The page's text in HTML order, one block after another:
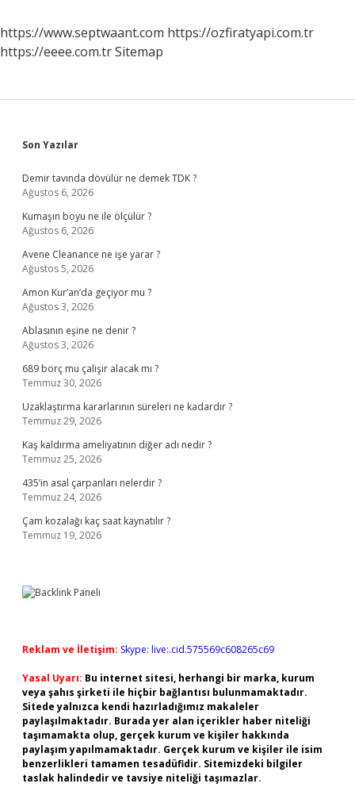
Testi
Yapılmalı
https://www.septwaant.com https://ozfiratyapi.com.tr
https://eeee.com.trSitemap
Sidebar
Son Yazılar
Demir tavında dövülür ne demek TDK ?
Ağustos 6, 2026
Kumaşın boyu ne ile ölçülür ?
Ağustos 6, 2026
Avene Cleanance ne işe yarar ?
Ağustos 5, 2026
Amon Kur’an’da geçiyor mu ?
Ağustos 3, 2026
Ablasının eşine ne denir ?
Ağustos 3, 2026
689 borç mu çalişir alacak mı ?
Temmuz 30, 2026
Uzaklaştırma kararlarının süreleri ne kadardır ?
Temmuz 29, 2026
Kaş kaldırma ameliyatının diğer adı nedir ?
Temmuz 25, 2026
435’in asal çarpanları nelerdir ?
Temmuz 24, 2026
Çam kozalağı kaç saat kaynatılır ?
Temmuz 19, 2026
Reklam ve İletişim: Skype: live:.cid.575569c608265c69
Yasal Uyarı: Bu internet sitesi, herhangi bir marka, kurum
veya şahıs şirketi ile hiçbir bağlantısı bulunmamaktadır.
Sitede yalnızca kendi hazırladığımız makaleler
paylaşılmaktadır. Burada yer alan içerikler haber niteliği
taşımamakta olup, gerçek kurum ve kişiler hakkında
paylaşım yapılmamaktadır. Gerçek kurum ve kişiler ile isim
benzerlikleri tamamen tesadüfidir. Sitemizdeki bilgiler
taslak halindedir ve tavsiye niteliği taşımazlar.